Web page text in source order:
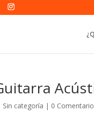
Sin categoría | 0